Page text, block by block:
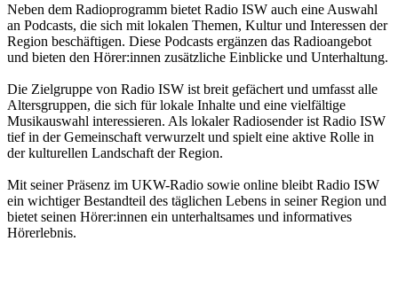
Neben dem Radioprogramm bietet Radio ISW auch eine Auswahl
an Podcasts, die sich mit lokalen Themen, Kultur und Interessen der
Region beschäftigen. Diese Podcasts ergänzen das Radioangebot
und bieten den Hörer:innen zusätzliche Einblicke und Unterhaltung.
Die Zielgruppe von Radio ISW ist breit gefächert und umfasst alle
Altersgruppen, die sich für lokale Inhalte und eine vielfältige
Musikauswahl interessieren. Als lokaler Radiosender ist Radio ISW
tief in der Gemeinschaft verwurzelt und spielt eine aktive Rolle in
der kulturellen Landschaft der Region.
Mit seiner Präsenz im UKW-Radio sowie online bleibt Radio ISW
ein wichtiger Bestandteil des täglichen Lebens in seiner Region und
bietet seinen Hörer:innen ein unterhaltsames und informatives
Hörerlebnis.